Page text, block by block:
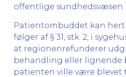
offentlige sundhedsvæsen
Patientombuddet kan
følger af § 31, stk. 2, i
at regionenrefunderer
behandling eller lignende
patienten ville være blevet